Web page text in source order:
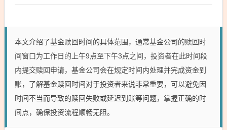
本文介绍了基金赎回时间的具体范围，通常基金公司的赎回时
间窗口为工作日的上午9点至下午3点之间，投资者在此时间段
内提交赎回申请，基金公司会在规定时间内处理并完成资金到
账，了解基金赎回时间对于投资者来说非常重要，可以避免因
时间不当而导致的赎回失败或延迟到账等问题，掌握正确的时
间点，确保投资流程顺畅无阻。